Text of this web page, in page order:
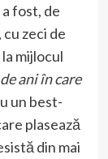
fost, de
zeci de
mijlocul
ani în care
un best-
plasează
din mai